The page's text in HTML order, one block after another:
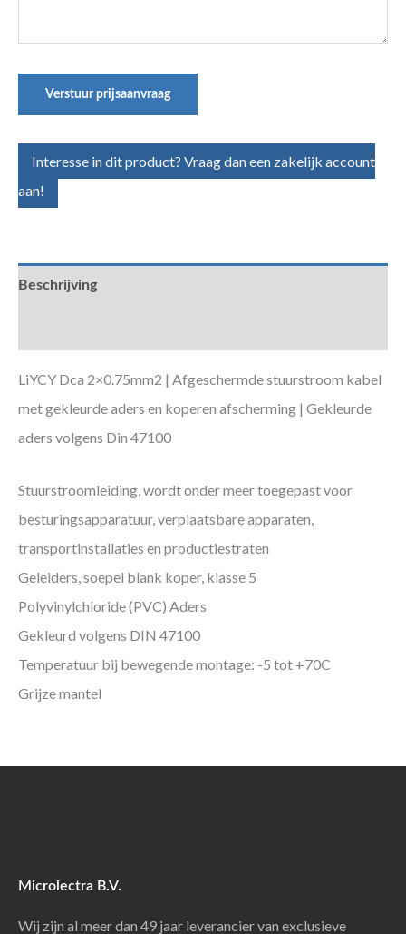
Verstuur prijsaanvraag
Interesse in dit product? Vraag dan een zakelijk account
aan!
Beschrijving
LiYCY Dca 2×0.75mm2 | Afgeschermde stuurstroom kabel
met gekleurde aders en koperen afscherming | Gekleurde
aders volgens Din 47100
Stuurstroomleiding, wordt onder meer toegepast voor
besturingsapparatuur, verplaatsbare apparaten,
transportinstallaties en productiestraten
Geleiders, soepel blank koper, klasse 5
Polyvinylchloride (PVC) Aders
Gekleurd volgens DIN 47100
Temperatuur bij bewegende montage: -5 tot +70C
Grijze mantel
Microlectra B.V.
Wij zijn al meer dan 49 jaar leverancier van exclusieve